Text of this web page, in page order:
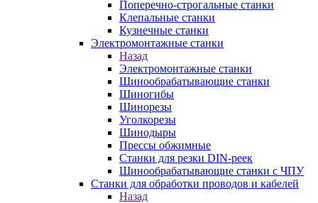
Поперечно-строгальные станки
Клепальные станки
Кузнечные станки
Электромонтажные станки
Назад
Электромонтажные станки
Шинообрабатывающие станки
Шиногибы
Шинорезы
Уголкорезы
Шинодыры
Прессы обжимные
Станки для резки DIN-реек
Шинообрабатывающие станки с ЧПУ
Станки для обработки проводов и кабелей
Назад